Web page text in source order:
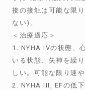
接の接触は可能な限
ない)。
＜治療適応＞
1. NYHA IVの状態、
いる状態、失神を繰
しい。可能な限り速
2. NYHA III, EFの低